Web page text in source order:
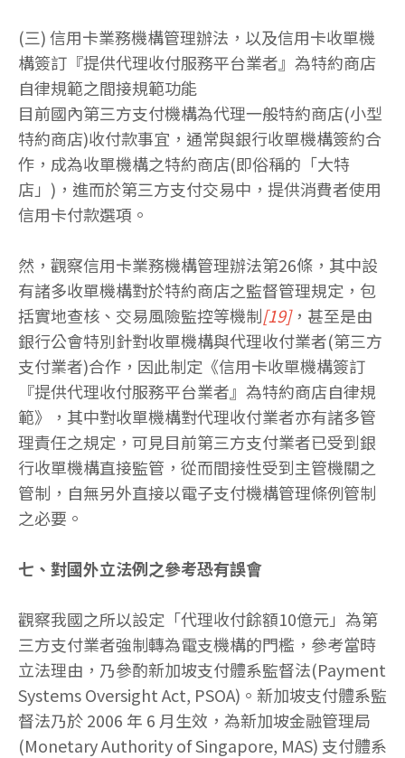
(三) 信用卡業務機構管理辦法，以及信用卡收單機
構簽訂『提供代理收付服務平台業者』為特約商店
自律規範之間接規範功能
目前國內第三方支付機構為代理一般特約商店(小型
特約商店)收付款事宜，通常與銀行收單機構簽約合
作，成為收單機構之特約商店(即俗稱的「大特
店」)，進而於第三方支付交易中，提供消費者使用
信用卡付款選項。
然，觀察信用卡業務機構管理辦法第26條，其中設
有諸多收單機構對於特約商店之監督管理規定，包
括實地查核、交易風險監控等機制[19]，甚至是由
銀行公會特別針對收單機構與代理收付業者(第三方
支付業者)合作，因此制定《信用卡收單機構簽訂
『提供代理收付服務平台業者』為特約商店自律規
範》，其中對收單機構對代理收付業者亦有諸多管
理責任之規定，可見目前第三方支付業者已受到銀
行收單機構直接監管，從而間接性受到主管機關之
管制，自無另外直接以電子支付機構管理條例管制
之必要。
七、對國外立法例之參考恐有誤會
觀察我國之所以設定「代理收付餘額10億元」為第
三方支付業者強制轉為電支機構的門檻，參考當時
立法理由，乃參酌新加坡支付體系監督法(Payment
Systems Oversight Act, PSOA)。新加坡支付體系監
督法乃於 2006 年 6 月生效，為新加坡金融管理局
(Monetary Authority of Singapore, MAS) 支付體系